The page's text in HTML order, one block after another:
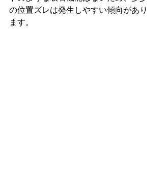
の位置ズレは発生しやすい傾向があり
ます。